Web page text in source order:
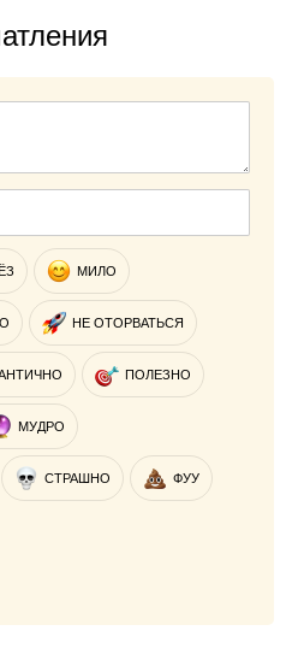
МИЛО
НЕ ОТОРВАТЬСЯ
ПОЛЕЗНО
МУДРО
СТРАШНО ФУУ